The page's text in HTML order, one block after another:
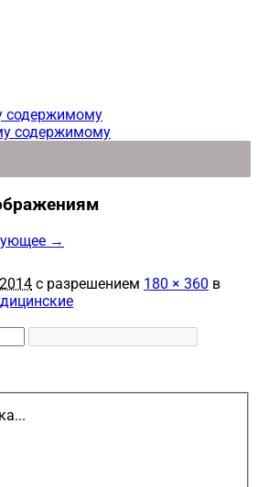
содержимому
содержимому
→
с разрешением 180 × 360 в